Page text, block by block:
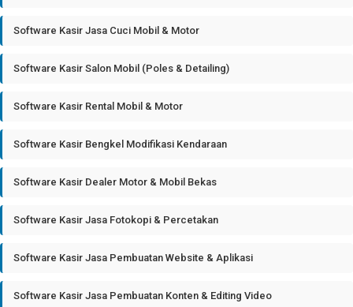
Software Kasir Jasa Cuci Mobil & Motor
Software Kasir Salon Mobil (Poles & Detailing)
Software Kasir Rental Mobil & Motor
Software Kasir Bengkel Modifikasi Kendaraan
Software Kasir Dealer Motor & Mobil Bekas
Software Kasir Jasa Fotokopi & Percetakan
Software Kasir Jasa Pembuatan Website & Aplikasi
Software Kasir Jasa Pembuatan Konten & Editing Video